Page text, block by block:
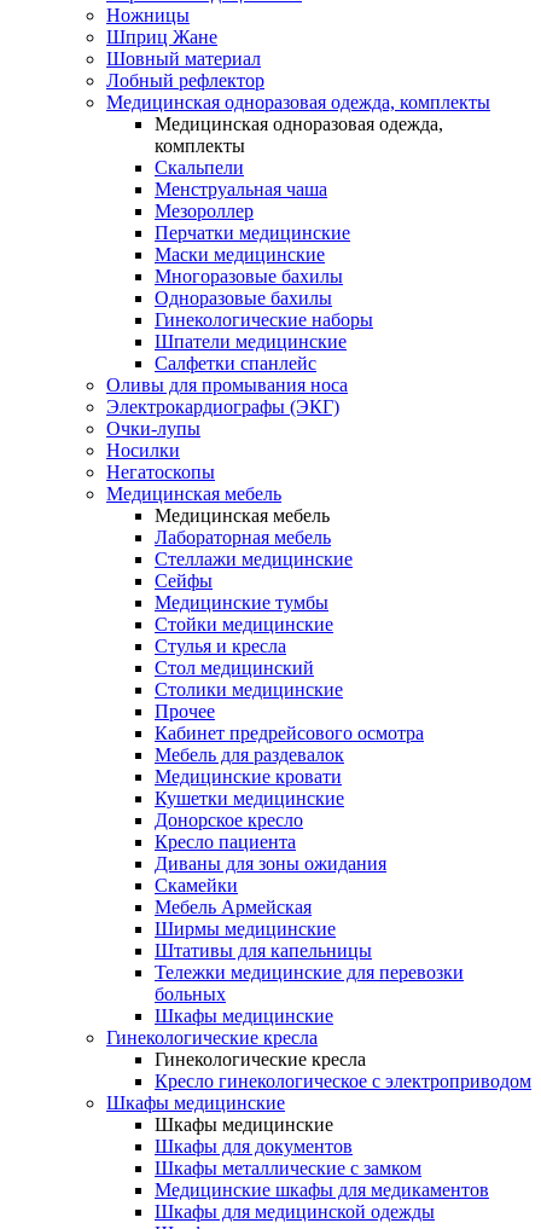
Ножницы
Шприц Жане
Шовный материал
Лобный рефлектор
Медицинская одноразовая одежда, комплекты
Медицинская одноразовая одежда,
комплекты
Скальпели
Менструальная чаша
Мезороллер
Перчатки медицинские
Маски медицинские
Многоразовые бахилы
Одноразовые бахилы
Гинекологические наборы
Шпатели медицинские
Салфетки спанлейс
Оливы для промывания носа
Электрокардиографы (ЭКГ)
Очки-лупы
Носилки
Негатоскопы
Медицинская мебель
Медицинская мебель
Лабораторная мебель
Стеллажи медицинские
Сейфы
Медицинские тумбы
Стойки медицинские
Cтулья и кресла
Стол медицинский
Столики медицинские
Прочее
Кабинет предрейсового осмотра
Мебель для раздевалок
Медицинские кровати
Кушетки медицинские
Донорское кресло
Кресло пациента
Диваны для зоны ожидания
Скамейки
Мебель Армейская
Ширмы медицинские
Штативы для капельницы
Тележки медицинские для перевозки
больных
Шкафы медицинские
Гинекологические кресла
Гинекологические кресла
Кресло гинекологическое с электроприводом
Шкафы медицинские
Шкафы медицинские
Шкафы для документов
Шкафы металлические с замком
Медицинские шкафы для медикаментов
Шкафы для медицинской одежды